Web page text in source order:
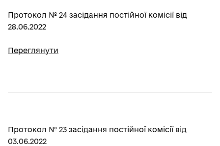
Протокол № 24 засідання постійної комісії від
28.06.2022
Переглянути
Протокол № 23 засідання постійної комісії від
03.06.2022